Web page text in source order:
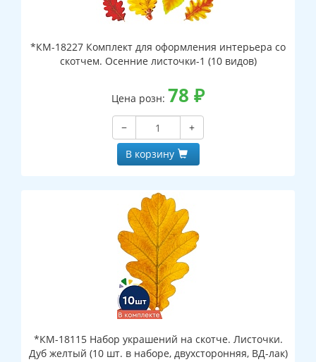
*КМ-18227 Комплект для оформления интерьера со
скотчем. Осенние листочки-1 (10 видов)
Цена розн: 78 ₽
−
+
В корзину
*КМ-18115 Набор украшений на скотче. Листочки.
Дуб желтый (10 шт. в наборе, двухсторонняя, ВД-лак)